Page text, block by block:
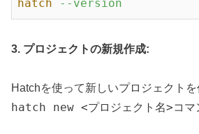
hatch --version
3. プロジェクトの新規作成:
Hatchを使って新しいプロジェクトを
hatch new <プロジェクト名>コマ